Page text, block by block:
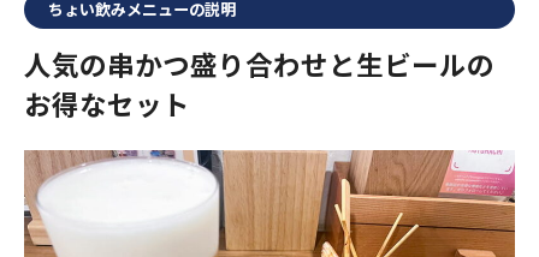
ちょい飲みメニューの説明
人気の串かつ盛り合わせと生ビールの
お得なセット